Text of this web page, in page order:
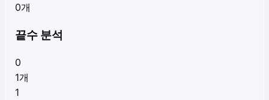
0개
끝수 분석
0
1개
1